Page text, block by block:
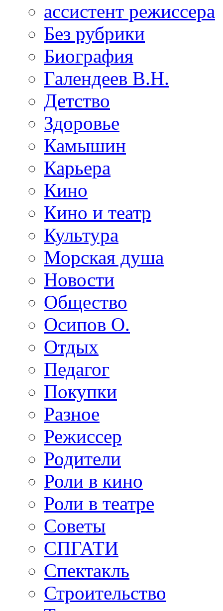
ассистент режиссера
Без рубрики
Биография
Галендеев В.Н.
Детство
Здоровье
Камышин
Карьера
Кино
Кино и театр
Культура
Морская душа
Новости
Общество
Осипов О.
Отдых
Педагог
Покупки
Разное
Режиссер
Родители
Роли в кино
Роли в театре
Советы
СПГАТИ
Спектакль
Строительство